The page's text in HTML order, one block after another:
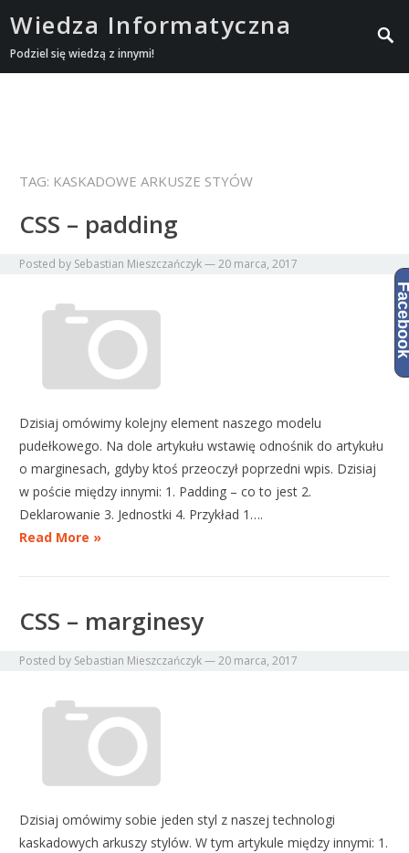
Wiedza Informatyczna
Podziel się wiedzą z innymi!
TAG: KASKADOWE ARKUSZE STYÓW
CSS – padding
Posted by Sebastian Mieszczańczyk—20 marca, 2017
Dzisiaj omówimy kolejny element naszego modelu
pudełkowego. Na dole artykułu wstawię odnośnik do artykułu
o marginesach, gdyby ktoś przeoczył poprzedni wpis. Dzisiaj
w poście między innymi: 1. Padding – co to jest 2.
Deklarowanie 3. Jednostki 4. Przykład 1….
Read More »
CSS – marginesy
Posted by Sebastian Mieszczańczyk—20 marca, 2017
Dzisiaj omówimy sobie jeden styl z naszej technologi
kaskadowych arkuszy stylów. W tym artykule między innymi: 1.